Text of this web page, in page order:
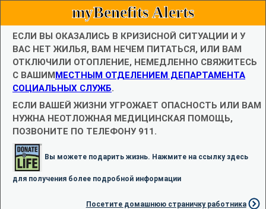
myBenefits Alerts
ЕСЛИ ВЫ ОКАЗАЛИСЬ В КРИЗИСНОЙ СИТУАЦИИ И У
ВАС НЕТ ЖИЛЬЯ, ВАМ НЕЧЕМ ПИТАТЬСЯ, ИЛИ ВАМ
ОТКЛЮЧИЛИ ОТОПЛЕНИЕ, НЕМЕДЛЕННО СВЯЖИТЕСЬ
С ВАШИММЕСТНЫМ ОТДЕЛЕНИЕМ ДЕПАРТАМЕНТА
СОЦИАЛЬНЫХ СЛУЖБ.
ЕСЛИ ВАШЕЙ ЖИЗНИ УГРОЖАЕТ ОПАСНОСТЬ ИЛИ ВАМ
НУЖНА НЕОТЛОЖНАЯ МЕДИЦИНСКАЯ ПОМОЩЬ,
ПОЗВОНИТЕ ПО ТЕЛЕФОНУ 911.
Вы можете подарить жизнь. Нажмите на ссылку здесь
для получения более подробной информации
Посетите домашнюю страничку работника